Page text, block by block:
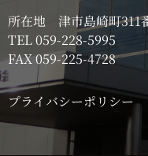
所在地 津市島崎町311
TEL059-228-5995
FAX 059-225-4728
プライバシーポリシー